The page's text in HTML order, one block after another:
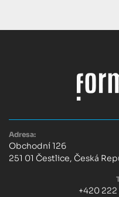
Adresa:
Obchodní 126
251 01 Čestlice, Česká
+420 222